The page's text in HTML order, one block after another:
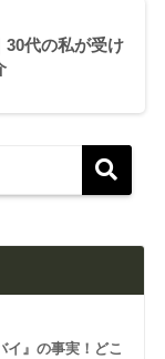
30代の私が受け
イ』の事実！どこ